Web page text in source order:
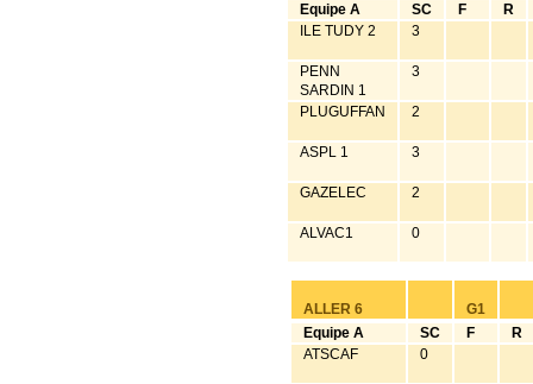
Equipe A
SC F
R
ILE TUDY 2
3
PENN
SARDIN 1
3
PLUGUFFAN 2
ASPL 1 3
GAZELEC 2
ALVAC1 0
ALLER 6
G1
Equipe A
SC F
R
ATSCAF
0